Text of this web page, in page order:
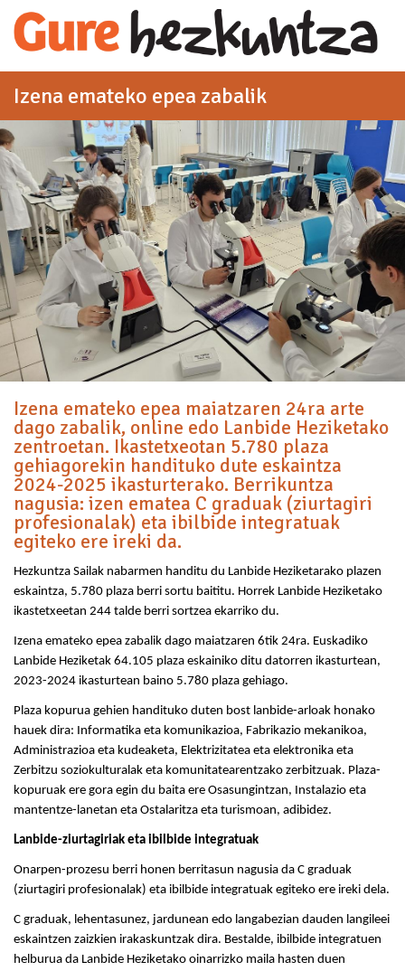
Eduki nagusira joan
Izena emateko epea zabalik
Izena emateko epea maiatzaren 24ra arte
dago zabalik, online edo Lanbide Heziketako
zentroetan. Ikastetxeotan 5.780 plaza
gehiagorekin handituko dute eskaintza
2024-2025 ikasturterako. Berrikuntza
nagusia: izen ematea C graduak (ziurtagiri
profesionalak) eta ibilbide integratuak
egiteko ere ireki da.
Hezkuntza Sailak nabarmen handitu du Lanbide Heziketarako plazen
eskaintza, 5.780 plaza berri sortu baititu. Horrek Lanbide Heziketako
ikastetxeetan 244 talde berri sortzea ekarriko du.
Izena emateko epea zabalik dago maiatzaren 6tik 24ra. Euskadiko
Lanbide Heziketak 64.105 plaza eskainiko ditu datorren ikasturtean,
2023-2024 ikasturtean baino 5.780 plaza gehiago.
Plaza kopurua gehien handituko duten bost lanbide-arloak honako
hauek dira: Informatika eta komunikazioa, Fabrikazio mekanikoa,
Administrazioa eta kudeaketa, Elektrizitatea eta elektronika eta
Zerbitzu soziokulturalak eta komunitatearentzako zerbitzuak. Plaza-
kopuruak ere gora egin du baita ere Osasungintzan, Instalazio eta
mantentze-lanetan eta Ostalaritza eta turismoan, adibidez.
Lanbide-ziurtagiriak eta ibilbide integratuak
Onarpen-prozesu berri honen berritasun nagusia da C graduak
(ziurtagiri profesionalak) eta ibilbide integratuak egiteko ere ireki dela.
C graduak, lehentasunez, jardunean edo langabezian dauden langileei
eskaintzen zaizkien irakaskuntzak dira. Bestalde, ibilbide integratuen
helburua da Lanbide Heziketako oinarrizko maila hasten duen